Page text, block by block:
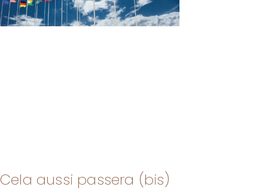
Cela aussi passera (bis)